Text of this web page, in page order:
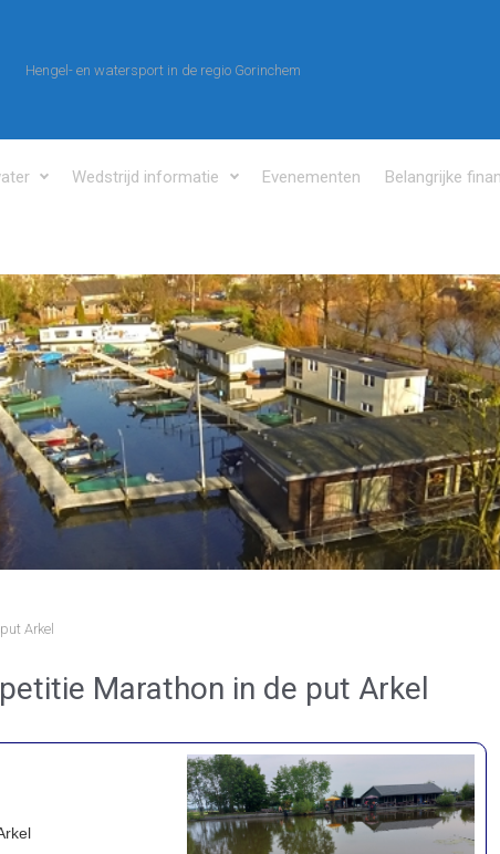
Hengel- en watersport in de regio Gorinchem
Wedstrijd informatie Evenementen Belangrijke
Arkel
Marathon in de put Arkel